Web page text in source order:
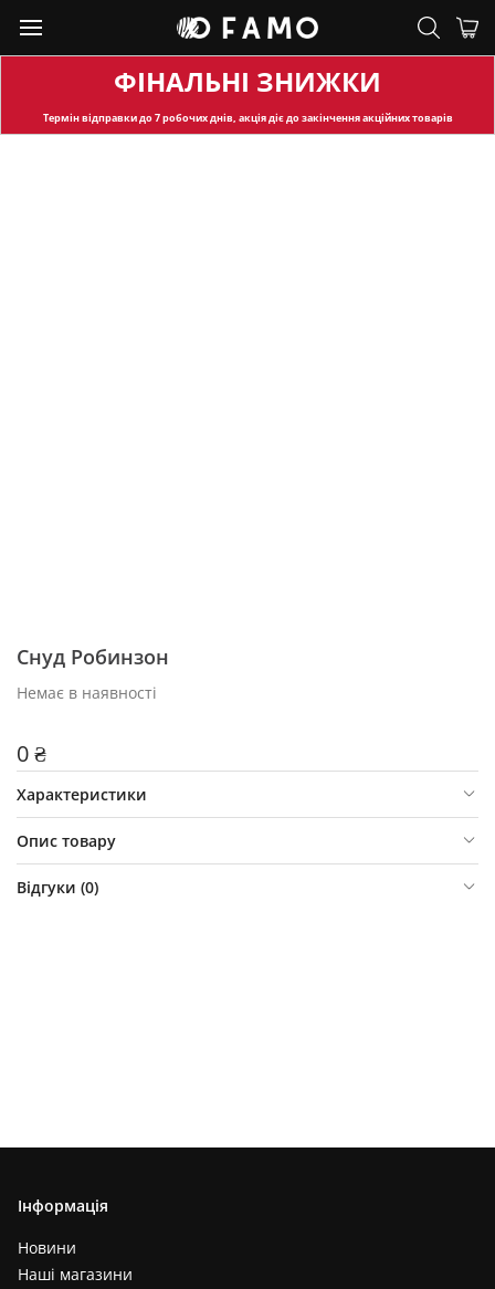
ФІНАЛЬНІ ЗНИЖКИ
Термін відправкидо 7 робочих днів, акція діє до закінчення акційних товарів
Снуд Робинзон
Немає в наявності
0 ₴
Характеристики
Опис товару
Відгуки (0)
Інформація
Новини
Наші магазини